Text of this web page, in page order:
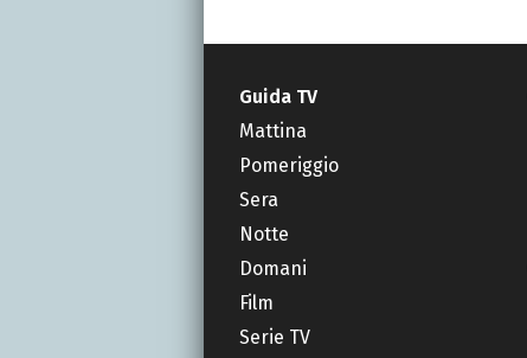
Guida TV
Mattina
Pomeriggio
Sera
Notte
Domani
Film
Serie TV